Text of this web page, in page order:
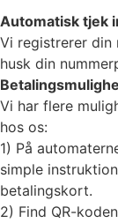
Automatisk tjek
Vi registrerer din
husk din
Vi har flere
hos os:
1) På
simple
betalingskort.
2) Find QR-